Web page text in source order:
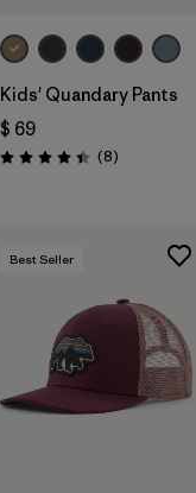
Kids' Quandary Pants
$ 69
Valoración: 4.4 / 5
(8Comentarios
)
Best Seller